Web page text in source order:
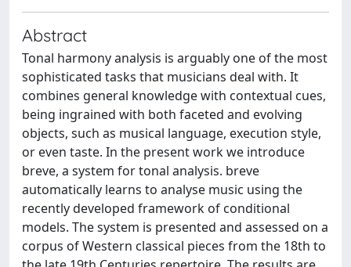
Abstract
Tonal harmony analysis is arguably one of the most
sophisticated tasks that musicians deal with. It
combines general knowledge with contextual cues,
being ingrained with both faceted and evolving
objects, such as musical language, execution style,
or even taste. In the present work we introduce
breve, a system for tonal analysis. breve
automatically learns to analyse music using the
recently developed framework of conditional
models. The system is presented and assessed on a
corpus of Western classical pieces from the 18th to